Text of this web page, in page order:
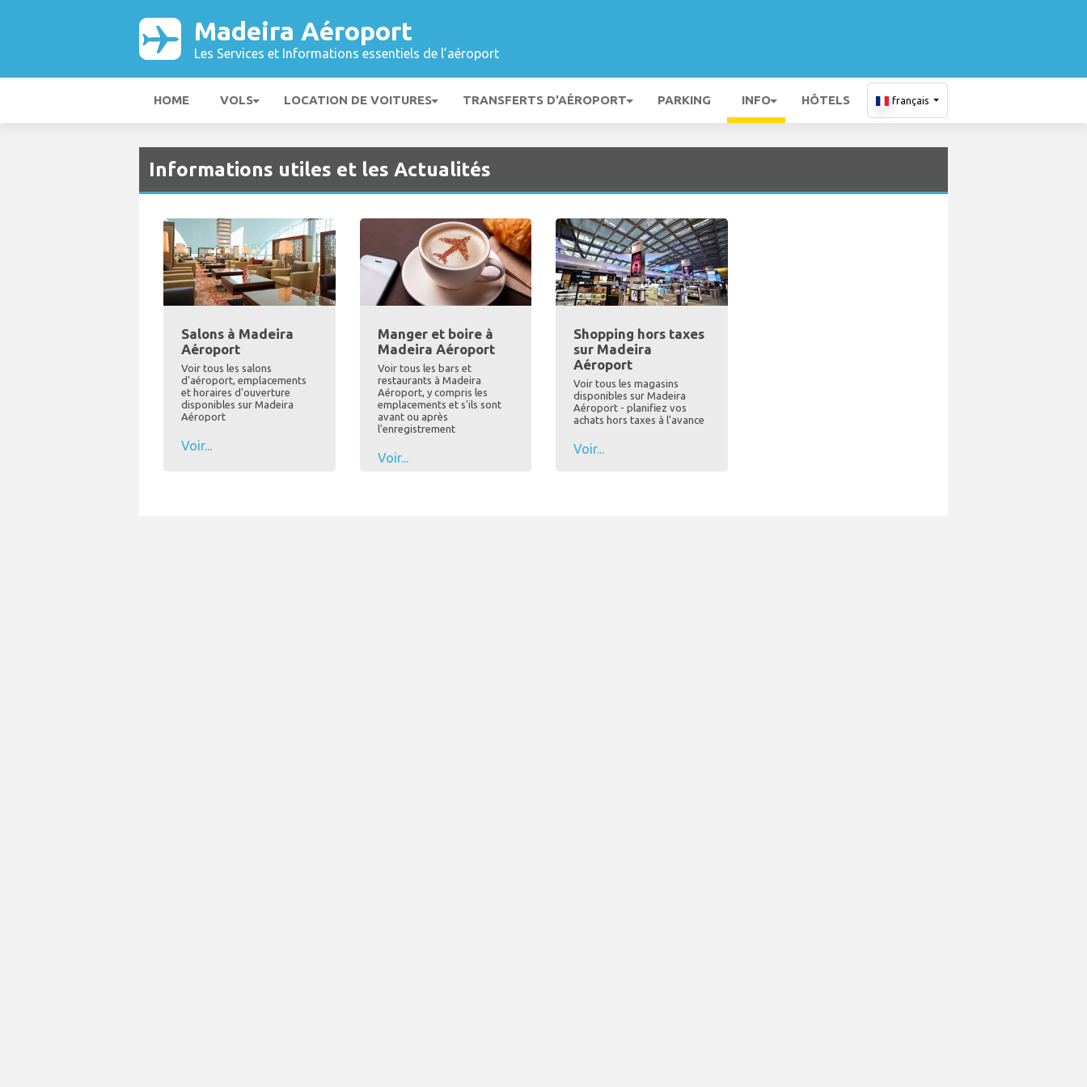
Madeira Aéroport
Les Services et Informations essentiels de l’aéroport
HOME VOLS LOCATION DE VOITURES TRANSFERTS D'AÉROPORT PARKING INFO HÔTELS français
Informations utiles et les Actualités
Salons à Madeira
Aéroport
Voir tous les salons
d'aéroport, emplacements
et horaires d'ouverture
disponibles sur Madeira
Aéroport
Voir...
Manger et boire à
Madeira Aéroport
Voir tous les bars et
restaurants à Madeira
Aéroport, y compris les
emplacements et s'ils sont
avant ou après
l'enregistrement
Voir...
Shopping hors taxes
sur Madeira
Aéroport
Voir tous les magasins
disponibles sur Madeira
Aéroport - planifiez vos
achats hors taxes à l'avance
Voir...